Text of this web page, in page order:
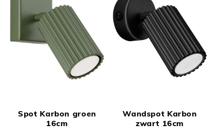
Spot Karbon groen
16cm
Wandspot Karbon
zwart 16cm